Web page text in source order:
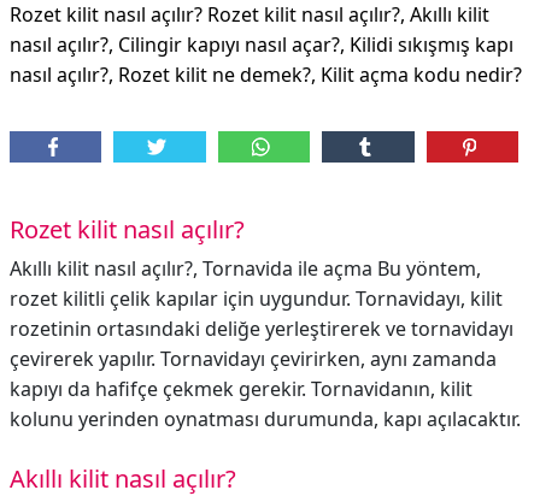
Rozet kilit nasıl açılır? Rozet kilit nasıl açılır?, Akıllı kilit
nasıl açılır?, Cilingir kapıyı nasıl açar?, Kilidi sıkışmış kapı
nasıl açılır?, Rozet kilit ne demek?, Kilit açma kodu nedir?
Rozet kilit nasıl açılır?
Akıllı kilit nasıl açılır?, Tornavida ile açma Bu yöntem,
rozet kilitli çelik kapılar için uygundur. Tornavidayı, kilit
rozetinin ortasındaki deliğe yerleştirerek ve tornavidayı
çevirerek yapılır. Tornavidayı çevirirken, aynı zamanda
kapıyı da hafifçe çekmek gerekir. Tornavidanın, kilit
kolunu yerinden oynatması durumunda, kapı açılacaktır.
Akıllı kilit nasıl açılır?